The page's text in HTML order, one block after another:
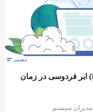
راهنمای استفاده از مخازن (Mirror) ابر فردوسی در زمان
سیستم